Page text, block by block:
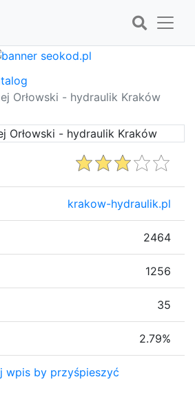
Orłowski - hydraulik Kraków
krakow-hydraulik.pl
2464
1256
35
2.79%
wpis by przyśpieszyć